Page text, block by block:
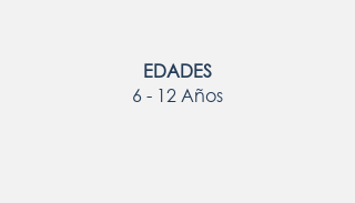
EDADES
6 - 12 Años